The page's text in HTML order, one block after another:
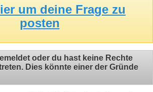
um deine Frage zu
posten
oder du hast keine Rechte
Dies könnte einer der Gründe